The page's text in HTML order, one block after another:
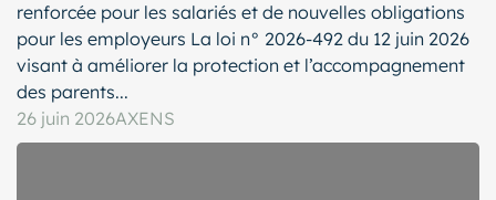
renforcée pour les salariés et de nouvelles obligations
pour les employeurs La loi n° 2026-492 du 12 juin 2026
visant à améliorer la protection et l’accompagnement
des parents...
26 juin 2026AXENS